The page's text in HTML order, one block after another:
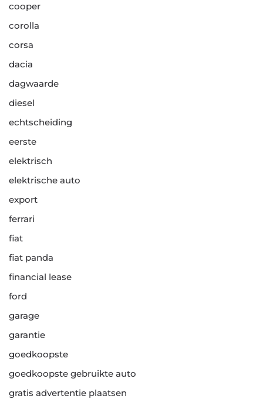
cooper
corolla
corsa
dacia
dagwaarde
diesel
echtscheiding
eerste
elektrisch
elektrische auto
export
ferrari
fiat
fiat panda
financial lease
ford
garage
garantie
goedkoopste
goedkoopste gebruikte auto
gratis advertentie plaatsen